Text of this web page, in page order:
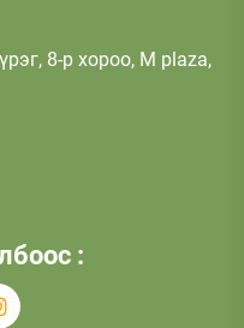
8-р хороо, M plaza,
: